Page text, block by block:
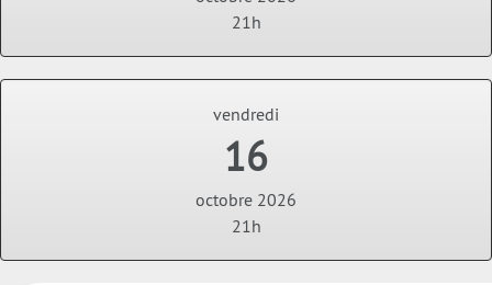
21h
vendredi
16
octobre 2026
21h